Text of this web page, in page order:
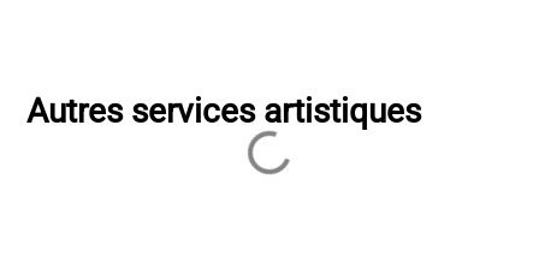
Autres services artistiques